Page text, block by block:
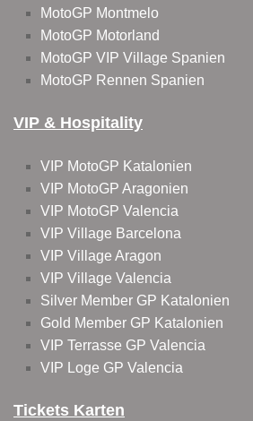
MotoGP Montmelo
MotoGP Motorland
MotoGP VIP Village Spanien
MotoGP Rennen Spanien
VIP & Hospitality
VIP MotoGP Katalonien
VIP MotoGP Aragonien
VIP MotoGP Valencia
VIP Village Barcelona
VIP Village Aragon
VIP Village Valencia
Silver Member GP Katalonien
Gold Member GP Katalonien
VIP Terrasse GP Valencia
VIP Loge GP Valencia
Tickets Karten